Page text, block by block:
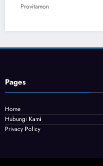
Pages
Home
Hubungi Kami
Privacy Policy